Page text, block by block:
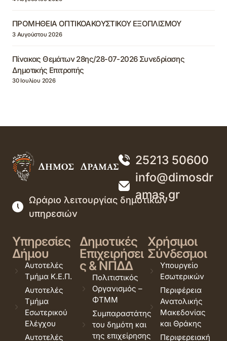
ΠΡΟΜΗΘΕΙΑ ΟΠΤΙΚΟΑΚΟΥΣΤΙΚΟΥ ΕΞΟΠΛΙΣΜΟΥ
3 Αυγούστου 2026
Πίνακας Θεμάτων 28ης/28-07-2026 Συνεδρίασης
Δημοτικής Επιτροπής
30 Ιουλίου 2026
25213 50600
info@dimosdr
amas.gr
Ωράριο λειτουργίας δημοτικών
υπηρεσιών
Υπηρεσίες
Δήμου
Αυτοτελές
Τμήμα Κ.Ε.Π.
Αυτοτελές
Τμήμα
Εσωτερικού
Ελέγχου
Αυτοτελές
Δημοτικές
Επιχειρήσει
ς & ΝΠΔΔ
Πολιτιστικός
Οργανισμός –
ΦΤΜΜ
Συμπαραστάτης
του δημότη και
της επιχείρησης
Χρήσιμοι
Σύνδεσμοι
Υπουργείο
Εσωτερικών
Περιφέρεια
Ανατολικής
Μακεδονίας
και Θράκης
Περιφερειακή